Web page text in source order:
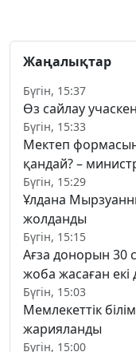
Жаңалықтар
Бүгін, 15:37
Өз сайлау
Бүгін, 15:33
Мектеп
қандай? –
Бүгін, 15:29
Ұлдана
жолданды
Бүгін, 15:15
Ағза донорын 30
жоба жасаған екі
Бүгін, 15:03
Мемлекеттік
жарияланды
Бүгін, 15:00